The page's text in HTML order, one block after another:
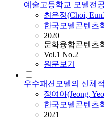
예술고등학교 모델전
최은정(Choi,
한국모델콘텐츠
2020
문화융합콘텐츠
Vol.1 No.2
원문보기
우수패션모델의 신체
정여아(Jeong,
한국모델콘텐츠
2021